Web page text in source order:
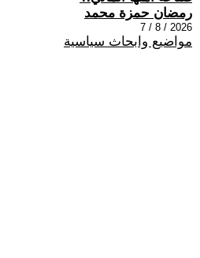
رمضان حمزة محمد
2026 / 8 / 7
مواضيع وابحاث سياسية